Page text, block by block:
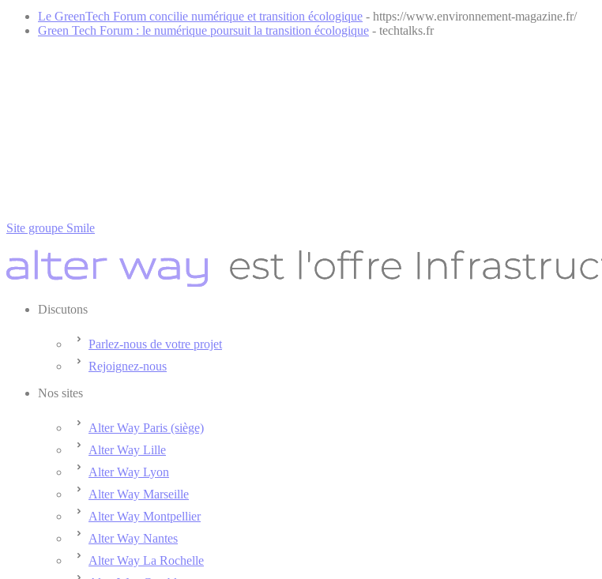
Le GreenTech Forum concilie numérique et transition écologique - https://www.environnement-magazine.fr/
Green Tech Forum : le numérique poursuit la transition écologique - techtalks.fr
Site groupe Smile
Discutons
Parlez-nous de votre projet
Rejoignez-nous
Nos sites
Alter Way Paris (siège)
Alter Way Lille
Alter Way Lyon
Alter Way Marseille
Alter Way Montpellier
Alter Way Nantes
Alter Way La Rochelle